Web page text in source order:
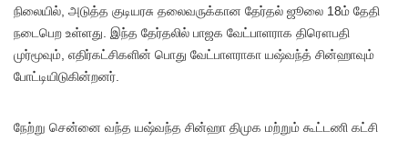
நிலையில், அடுத்த குடியரசு தலைவருக்கான தேர்தல் ஜூலை 18ம் தேதி
நடைபெற உள்ளது. இந்த தேர்தலில் பாஜக வேட்பாளராக திரௌபதி
முர்மூவும், எதிர்கட்சிகளின் பொது வேட்பாளராகா யஷ்வந்த் சின்ஹாவும்
போட்டியிடுகின்றனர்.
நேற்று சென்னை வந்த யஷ்வந்த சின்ஹா திமுக மற்றும் கூட்டணி கட்சி